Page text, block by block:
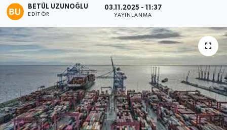
BETÜL UZUNOĞLU
EDITÖR
03.11.2025 - 11:37
YAYINLANMA